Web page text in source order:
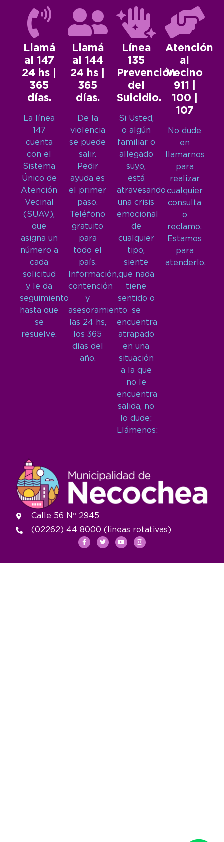
Llamá
al 147
24 hs |
365
días.
La línea
147
cuenta
con el
Sistema
Único de
Atención
Vecinal
(SUAV),
que
asigna un
número a
cada
solicitud
y le da
seguimiento
hasta que
se
resuelve.
Llamá
al 144
24 hs |
365
días.
De la
violencia
se puede
salir.
Pedir
ayuda es
el primer
paso.
Teléfono
gratuito
para
todo el
país.
Información,
contención
y
asesoramiento
las 24 hs,
los 365
días del
año.
Línea
135
Prevención
del
Suicidio.
Si Usted,
o algún
familiar o
allegado
suyo,
está
atravesando
una crisis
emocional
de
cualquier
tipo,
siente
que nada
tiene
sentido o
se
encuentra
atrapado
en una
situación
a la que
no le
encuentra
salida, no
lo dude:
Llámenos:
Atención
al
Vecino
911 |
100 |
107
No dude
en
llamarnos
para
realizar
cualquier
consulta
o
reclamo.
Estamos
para
atenderlo.
Calle 56 Nº 2945
(02262) 44 8000 (lineas rotativas)